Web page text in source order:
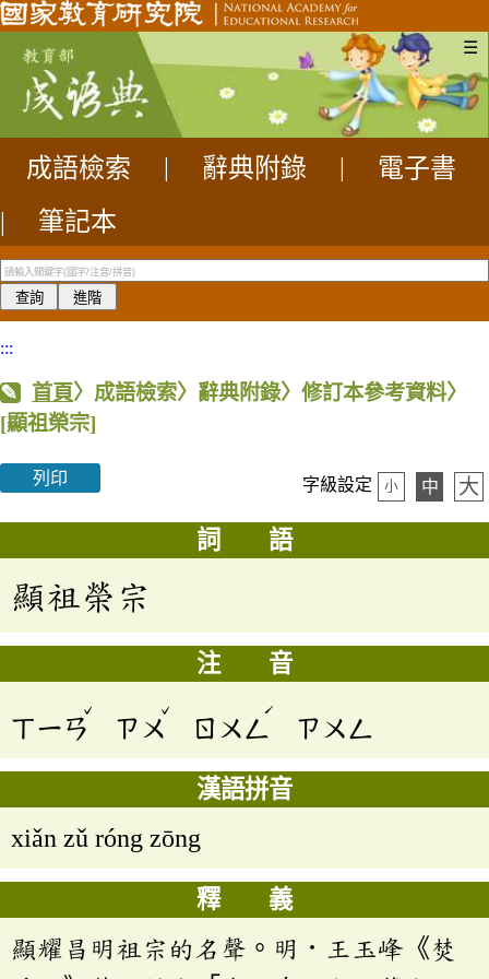
☰
成語檢索 辭典附錄
電子書
|
筆記本
:::
首頁〉成語檢索〉辭典附錄〉修訂本參考資料〉
[顯祖榮宗]
列印 字級設定 小 中 大
詞 語
顯祖榮宗
注 音
ㄒㄧㄢ
ˇ
ㄗㄨ
ˇ
ㄖㄨㄥ
ˊ
ㄗㄨㄥ
漢語拼音
xiǎn zǔ róng zōng
釋 義
顯耀昌明祖宗的名聲。明．王玉峰《焚